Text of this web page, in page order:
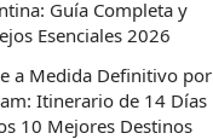
Guía Completa y
Esenciales 2026
a Medida Definitivo por
Itinerario de 14 Días
10 Mejores Destinos